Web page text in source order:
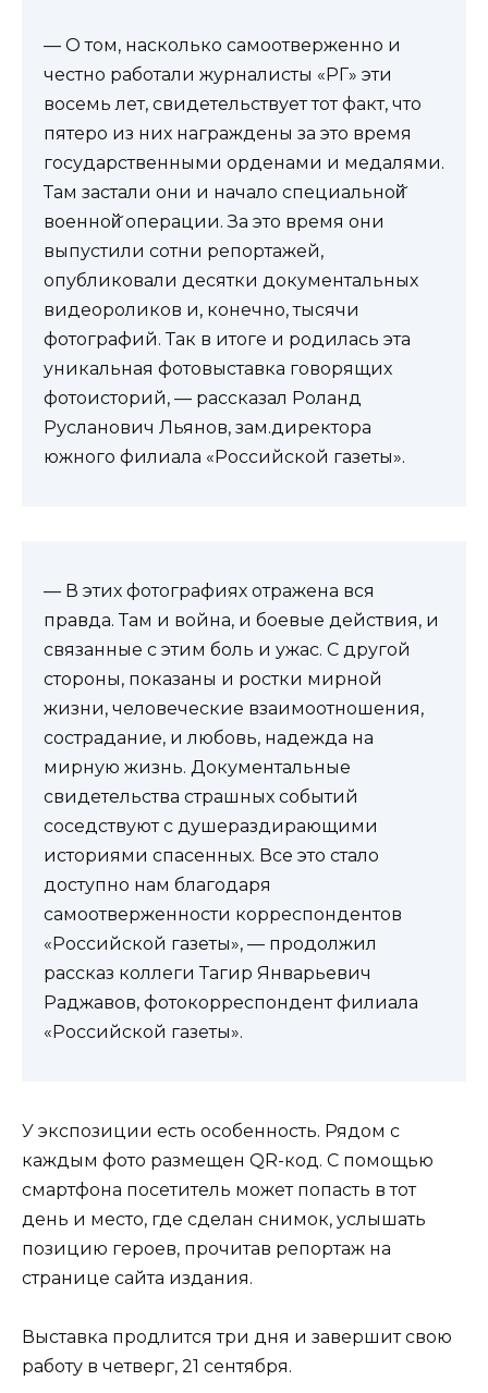
— О том, насколько самоотверженно и
честно работали журналисты «РГ» эти
восемь лет, свидетельствует тот факт, что
пятеро из них награждены за это время
государственными орденами и медалями.
Там застали они и начало специальной̆
военной̆ операции. За это время они
выпустили сотни репортажей,
опубликовали десятки документальных
видеороликов и, конечно, тысячи
фотографий. Так в итоге и родилась эта
уникальная фотовыставка говорящих
фотоисторий, — рассказал Роланд
Русланович Льянов, зам.директора
южного филиала «Российской газеты».
— В этих фотографиях отражена вся
правда. Там и война, и боевые действия, и
связанные с этим боль и ужас. С другой
стороны, показаны и ростки мирной
жизни, человеческие взаимоотношения,
сострадание, и любовь, надежда на
мирную жизнь. Документальные
свидетельства страшных событий
соседствуют с душераздирающими
историями спасенных. Все это стало
доступно нам благодаря
самоотверженности корреспондентов
«Российской газеты», — продолжил
рассказ коллеги Тагир Январьевич
Раджавов, фотокорреспондент филиала
«Российской газеты».
У экспозиции есть особенность. Рядом с
каждым фото размещен QR-код. С помощью
смартфона посетитель может попасть в тот
день и место, где сделан снимок, услышать
позицию героев, прочитав репортаж на
странице сайта издания.
Выставка продлится три дня и завершит свою
работу в четверг, 21 сентября.